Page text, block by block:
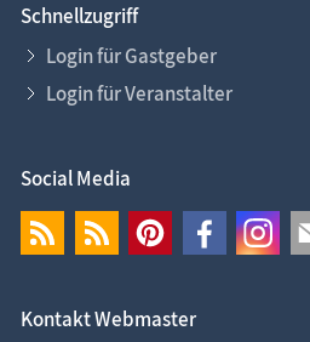
Schnellzugriff
Login für Gastgeber
Login für Veranstalter
Social Media
Kontakt Webmaster